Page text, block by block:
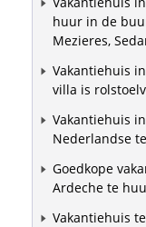
huur in de
Mezieres,
Vakantiehuis
villa is
Vakantiehuis
Nederlandse
Goedkope
Ardeche te
Vakantiehuis